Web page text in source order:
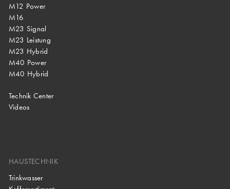
M12 Power
M16
M23 Signal
M23 Leistung
M23 Hybrid
M40 Power
M40 Hybrid
Technik Center
Videos
HAUSTECHNIK
Trinkwasser